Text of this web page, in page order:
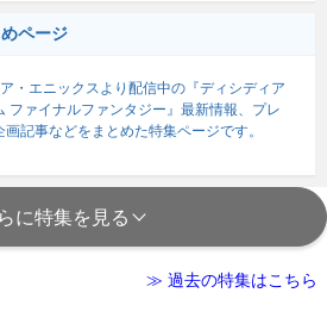
ページ
・エニックスより配信中の『ディシディア
ファイナルファンタジー』最新情報、プレ
画記事などをまとめた特集ページです。
に特集を見る
≫ 過去の特集はこちら